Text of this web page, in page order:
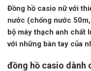
Đồng hồ casio nữ với
nước (chống nước
bộ máy thạch anh chất
với những bàn tay của
đồng hồ casio dành